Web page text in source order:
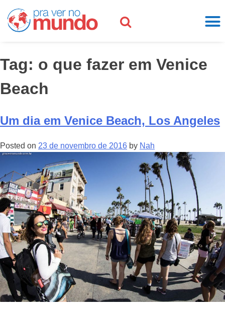
Tag: o que fazer em Venice
Beach
Um dia em Venice Beach, Los Angeles
Posted on 23 de novembro de 2016 by Nah